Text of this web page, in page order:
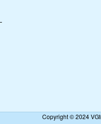
Copyright © 2024